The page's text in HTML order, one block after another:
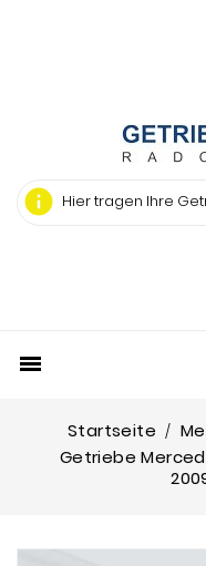
info

Startseite
Getriebe